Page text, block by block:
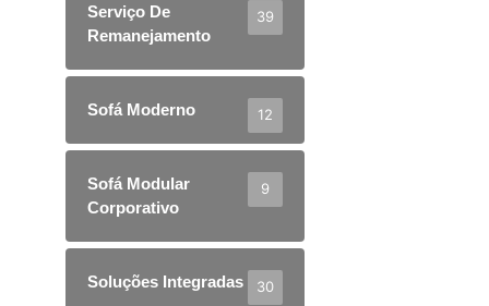
Serviço De
Remanejamento
39
Sofá Moderno 12
Sofá Modular
Corporativo
9
Soluções Integradas 30